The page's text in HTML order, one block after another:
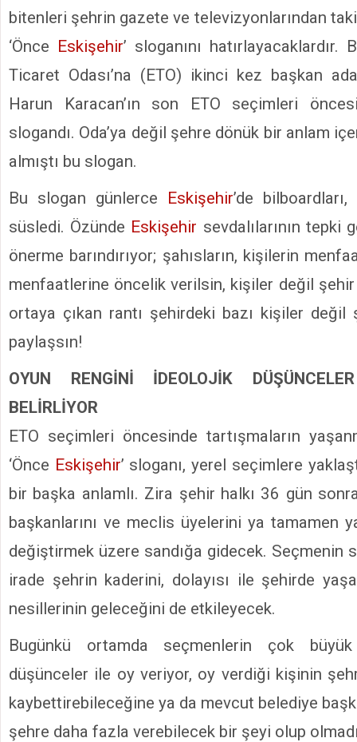
bitenleri şehrin gazete ve televizyonlarından
‘Önce Eskişehir’ sloganını
Ticaret Odası’na (ETO) ikinci kez başkan
Harun Karacan’ın son ETO seçimleri
slogandı. Oda’ya değil şehre dönük bir anlam
almıştı bu slogan.
Bu slogan günlerce Eskişehir’de
süsledi. Özünde Eskişehir sevdalılarının tepki
önerme barındırıyor; şahısların, kişilerin
menfaatlerine öncelik verilsin, kişiler değil şehir
ortaya çıkan rantı şehirdeki bazı kişiler değil
paylaşsın!
OYUN RENGİNİ İDEOLOJİK
BELİRLİYOR
ETO seçimleri öncesinde tartışmaların
‘Önce Eskişehir’ sloganı, yerel seçimlere
bir başka anlamlı. Zira şehir halkı 36 gün
başkanlarını ve meclis üyelerini ya tamamen
değiştirmek üzere sandığa gidecek. Seçmenin
irade şehrin kaderini, dolayısı ile şehirde
nesillerinin geleceğini de etkileyecek.
Bugünkü ortamda seçmenlerin çok
düşünceler ile oy veriyor, oy verdiği kişinin
kaybettirebileceğine ya da mevcut belediye
şehre daha fazla verebilecek bir şeyi olup